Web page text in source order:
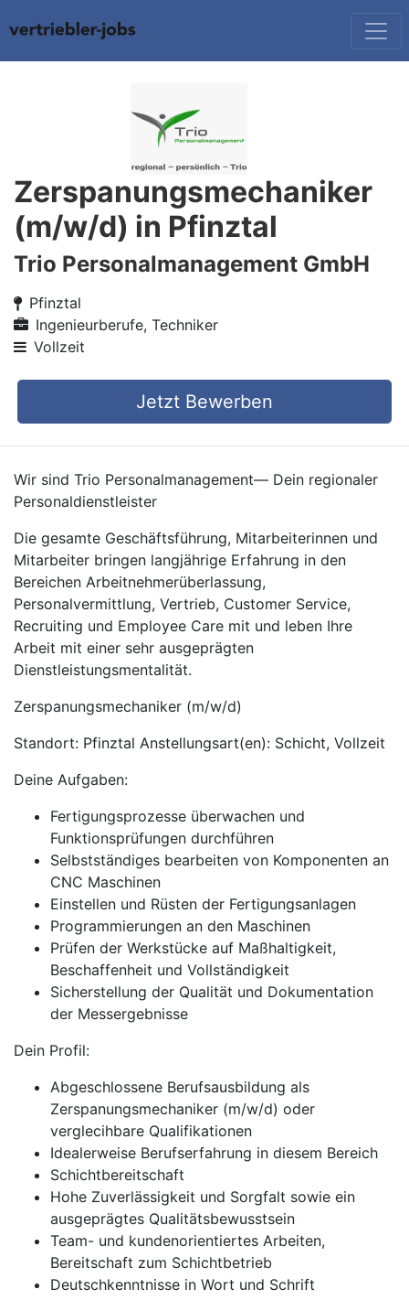
Zerspanungsmechaniker
(m/w/d) in Pfinztal
Trio Personalmanagement GmbH
Pfinztal
Ingenieurberufe, Techniker
Vollzeit
Jetzt Bewerben
Wir sind Trio Personalmanagement— Dein regionaler
Personaldienstleister
Die gesamte Geschäftsführung, Mitarbeiterinnen und
Mitarbeiter bringen langjährige Erfahrung in den
Bereichen Arbeitnehmerüberlassung,
Personalvermittlung, Vertrieb, Customer Service,
Recruiting und Employee Care mit und leben Ihre
Arbeit mit einer sehr ausgeprägten
Dienstleistungsmentalität.
Zerspanungsmechaniker (m/w/d)
Standort: Pfinztal Anstellungsart(en): Schicht, Vollzeit
Deine Aufgaben:
Fertigungsprozesse überwachen und
Funktionsprüfungen durchführen
Selbstständiges bearbeiten von Komponenten an
CNC Maschinen
Einstellen und Rüsten der Fertigungsanlagen
Programmierungen an den Maschinen
Prüfen der Werkstücke auf Maßhaltigkeit,
Beschaffenheit und Vollständigkeit
Sicherstellung der Qualität und Dokumentation
der Messergebnisse
Dein Profil:
Abgeschlossene Berufsausbildung als
Zerspanungsmechaniker (m/w/d) oder
verglecihbare Qualifikationen
Idealerweise Berufserfahrung in diesem Bereich
Schichtbereitschaft
Hohe Zuverlässigkeit und Sorgfalt sowie ein
ausgeprägtes Qualitätsbewusstsein
Team- und kundenorientiertes Arbeiten,
Bereitschaft zum Schichtbetrieb
Deutschkenntnisse in Wort und Schrift